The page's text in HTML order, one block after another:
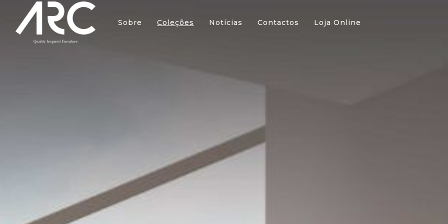
Sobre Coleções Notícias Contactos Loja Online